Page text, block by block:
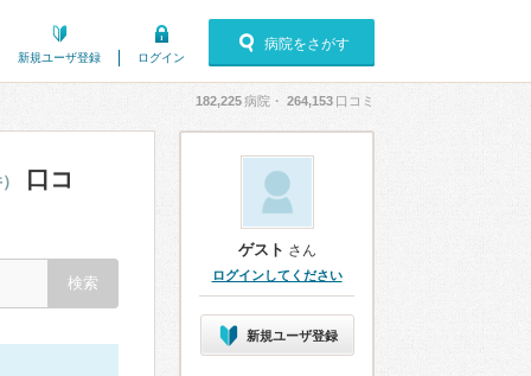
新規ユーザ登録 ログイン
病院をさがす
182,225病院・ 264,153 口コミ
口コ
ゲスト さん
ログインしてください
新規ユーザ登録